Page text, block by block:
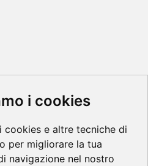
i cookies
cookies e altre tecniche di
per migliorare la tua
navigazione nel nostro